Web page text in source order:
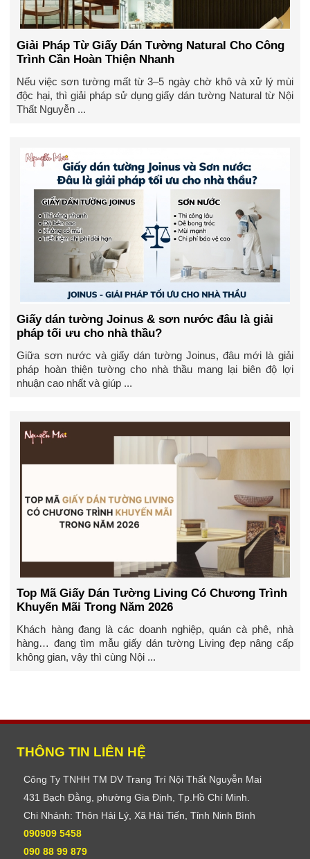
Giải Pháp Từ Giấy Dán Tường Natural Cho Công
Trình Cần Hoàn Thiện Nhanh
Nếu việc sơn tường mất từ 3–5 ngày chờ khô và xử lý mùi
độc hại, thì giải pháp sử dụng giấy dán tường Natural từ Nội
Thất Nguyễn ...
Giấy dán tường Joinus & sơn nước đâu là giải
pháp tối ưu cho nhà thầu?
Giữa sơn nước và giấy dán tường Joinus, đâu mới là giải
pháp hoàn thiện tường cho nhà thầu mang lại biên độ lợi
nhuận cao nhất và giúp ...
Top Mã Giấy Dán Tường Living Có Chương Trình
Khuyến Mãi Trong Năm 2026
Khách hàng đang là các doanh nghiệp, quán cà phê, nhà
hàng… đang tìm mẫu giấy dán tường Living đẹp nâng cấp
không gian, vậy thì cùng Nội ...
THÔNG TIN LIÊN HỆ
Công Ty TNHH TM DV Trang Trí Nội Thất Nguyễn Mai
431 Bạch Đằng, phường Gia Định, Tp.Hồ Chí Minh.
Chi Nhánh: Thôn Hải Lý, Xã Hải Tiến, Tỉnh Ninh Bình
090909 5458
090 88 99 879